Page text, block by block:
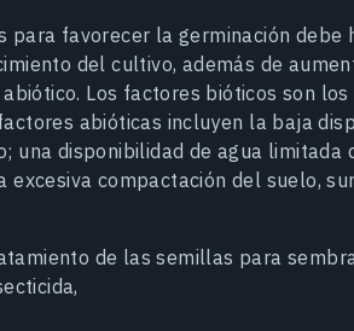
favorecer la germinación debe
del cultivo, además de
Los factores bióticos son
abióticas incluyen la baja
una disponibilidad de agua limitada
excesiva compactación del suelo,
de las semillas para